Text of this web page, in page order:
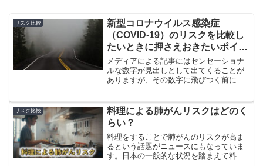
リスク比較
新型コロナウイルス感染症
（COVID-19）のリスクを比較し
たいときに押さえおきたいポイン
ト４つ。その３：数字に飛びつく
前に信頼性を判断する
メディアによる記事にはセンセーショナ
ルな数字が見出しとして出てくることが
ありますが、その数字に飛びつく前にそ
際の統計値と仮想的シナリオによる評
価、数理モデルによる予測の信頼性につ
いて記載します。
リスク比較
料理による肺がんリスクはどのく
らい？
料理をすることで肺がんのリスクが高ま
るという話題がニュースにもなっていま
す。日本の一般的な状況を踏まえて料理